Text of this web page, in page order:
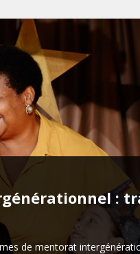
:
de mentorat